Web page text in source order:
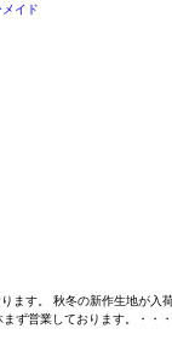
ます。 秋冬の新作生地が入
ず営業しております。・・・